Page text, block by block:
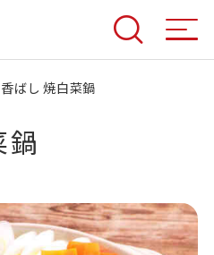
香ばし 焼白菜鍋